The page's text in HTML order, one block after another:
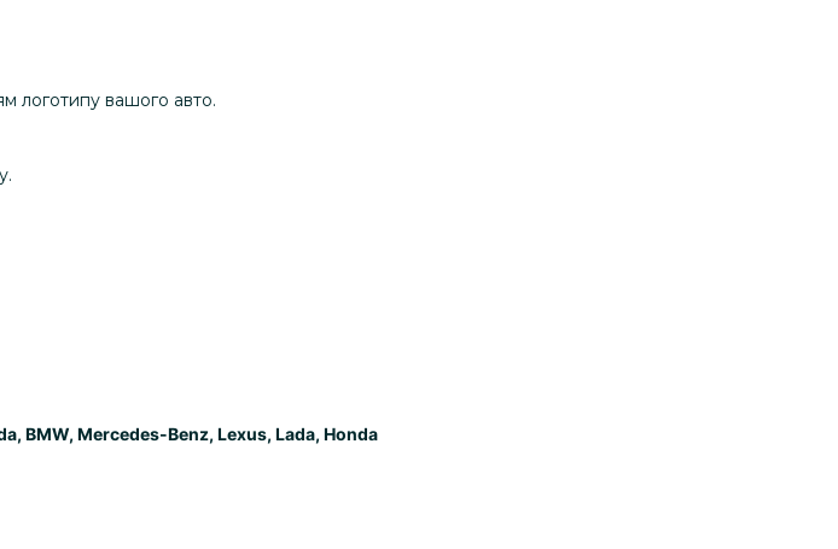
логотипу вашого авто.
BMW, Mercedes-Benz, Lexus, Lada, Honda